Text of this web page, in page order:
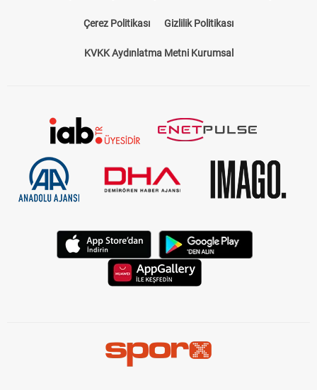
Çerez Politikası Gizlilik Politikası
KVKK Aydınlatma Metni Kurumsal